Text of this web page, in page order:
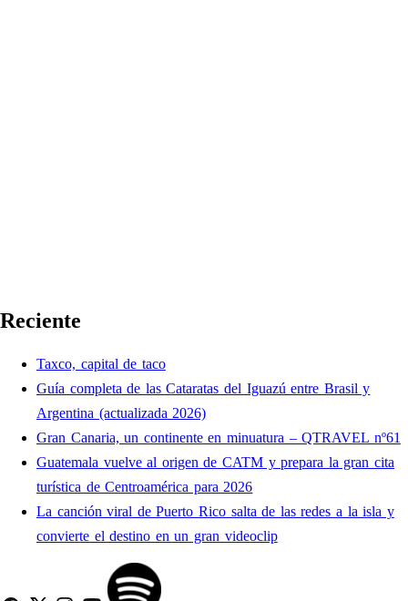
Reciente
Taxco, capital de taco
Guía completa de las Cataratas del Iguazú entre Brasil y
Argentina (actualizada 2026)
Gran Canaria, un continente en minuatura – QTRAVEL nº61
Guatemala vuelve al origen de CATM y prepara la gran cita
turística de Centroamérica para 2026
La canción viral de Puerto Rico salta de las redes a la isla y
convierte el destino en un gran videoclip